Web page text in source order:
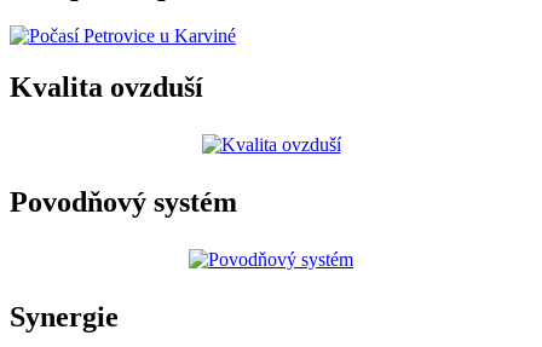
Kvalita ovzduší
Povodňový systém
Synergie